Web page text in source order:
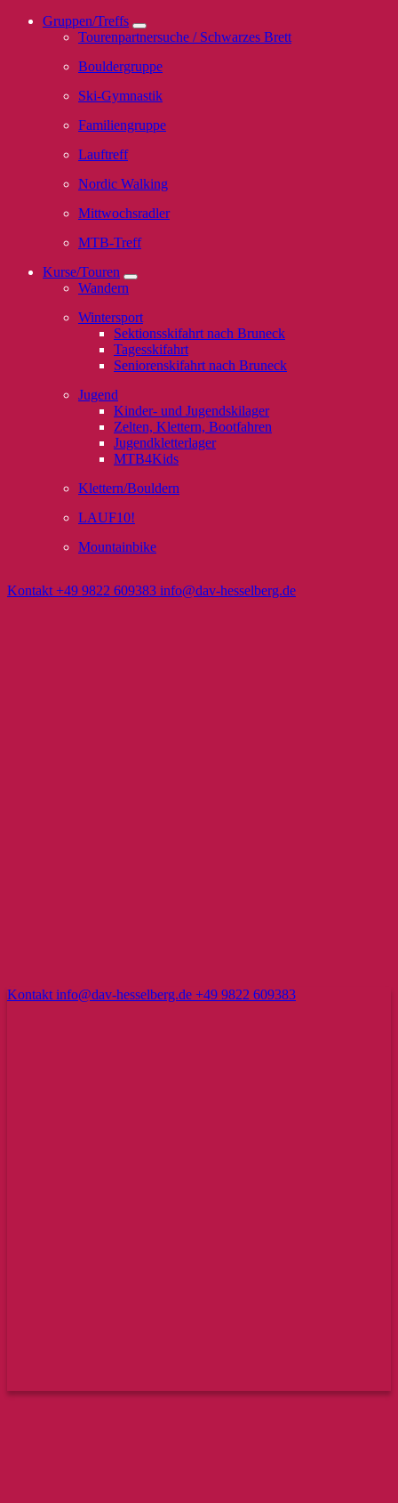
Gruppen/Treffs
Tourenpartnersuche / Schwarzes Brett
Bouldergruppe
Ski-Gymnastik
Familiengruppe
Lauftreff
Nordic Walking
Mittwochsradler
MTB-Treff
Kurse/Touren
Wandern
Wintersport
Sektionsskifahrt nach Bruneck
Tagesskifahrt
Seniorenskifahrt nach Bruneck
Jugend
Kinder- und Jugendskilager
Zelten, Klettern, Bootfahren
Jugendkletterlager
MTB4Kids
Klettern/Bouldern
LAUF10!
Mountainbike
Kontakt +49 9822 609383 info@dav-hesselberg.de
Kontakt info@dav-hesselberg.de +49 9822 609383